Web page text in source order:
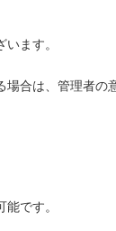
ます。
場合は、管理者の
です。